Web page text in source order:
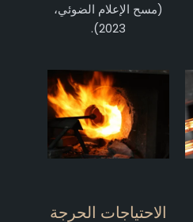
(مسح الإعلام الضوئي،
2023).
الاحتياجات الحرجة